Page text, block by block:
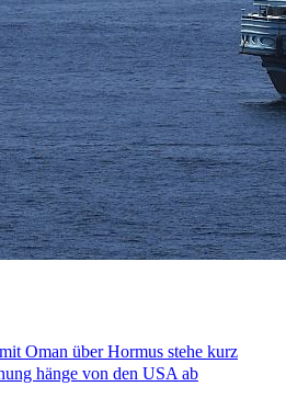
Oman über Hormus stehe kurz
hänge von den USA ab